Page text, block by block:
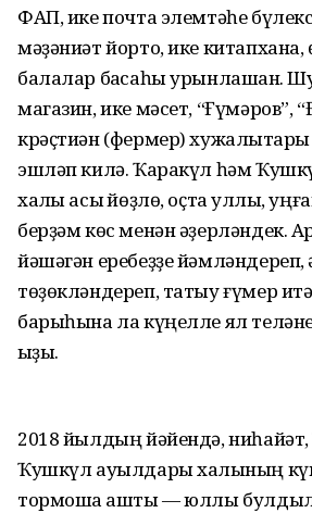
ФАП, ике почта элемтәһе
мәҙәниәт йорто, ике китапхана,
балалар баҡсаһы урынлашҡан.
магазин, ике мәсет, “Ғүмәров”,
крәҫтиән (фермер)
эшләп килә. Ҡаракүл һәм
халҡы асыҡ йөҙлө, оҫта ҡуллы,
берҙәм көс менән әҙерләндек.
йәшәгән еребеҙҙе йәмләндереп,
төҙөкләндереп, татыу ғүмер
барыһына ла күңелле ял
ҡыҙы.
2018 йылдың йәйендә,
Ҡушкүл ауылдары халҡының
тормошҡа ашты — юллы